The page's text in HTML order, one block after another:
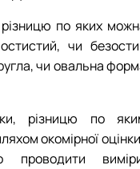
по яких
чи
чи овальна
різницю по
окомірної оцінки
проводити